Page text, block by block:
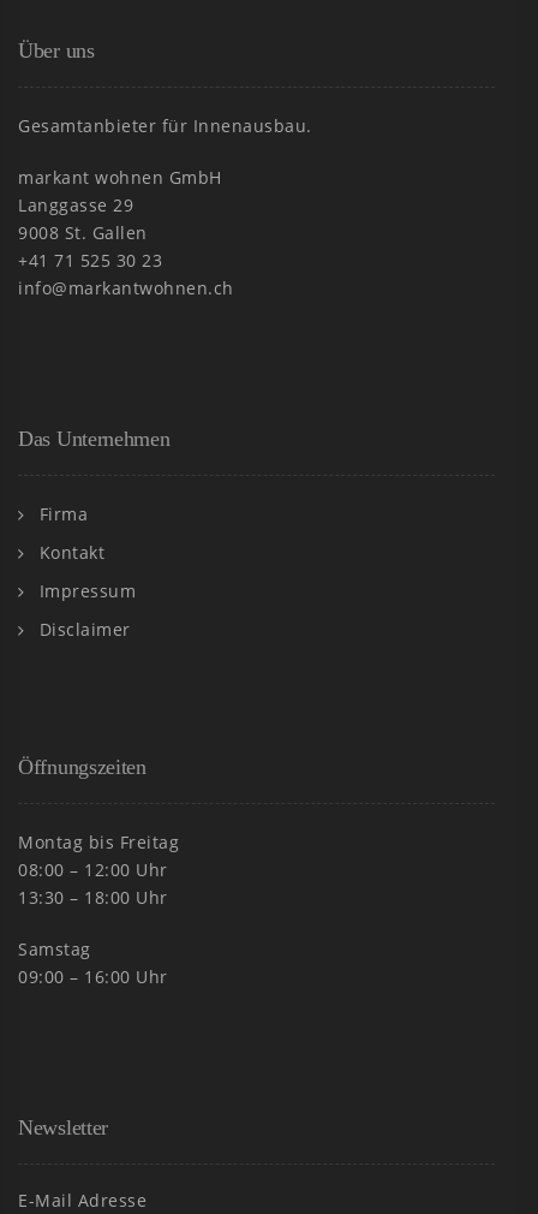
Über uns
Gesamtanbieter für Innenausbau.
markant wohnen GmbH
Langgasse 29
9008 St. Gallen
+41 71 525 30 23
info@markantwohnen.ch
Das Unternehmen
Firma
Kontakt
Impressum
Disclaimer
Öffnungszeiten
Montag bis Freitag
08:00 – 12:00 Uhr
13:30 – 18:00 Uhr
Samstag
09:00 – 16:00 Uhr
Newsletter
E-Mail Adresse